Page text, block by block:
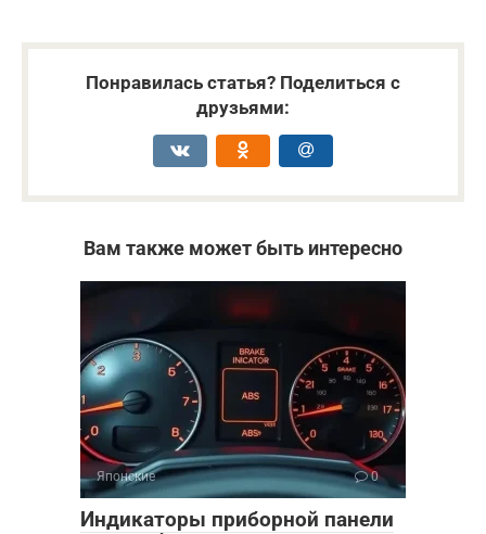
Понравилась статья? Поделиться с
друзьями:
Вам также может быть интересно
Японские 0
Индикаторы приборной панели